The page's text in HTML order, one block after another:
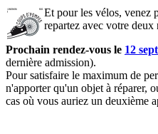
Et pour les vélos, venez
repartez avec votre deux
Prochain rendez-vous le 12
dernière admission).
Pour satisfaire le maximum de
n'apporter qu'un objet à réparer,
cas où vous auriez un deuxième